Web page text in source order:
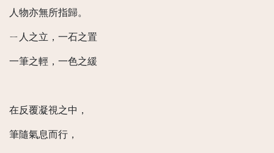
人物亦無所指歸。
ㄧ人之立，一石之置
一筆之輕，一色之緩
在反覆凝視之中，
筆隨氣息而行，